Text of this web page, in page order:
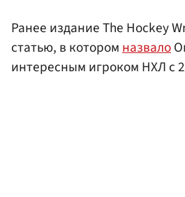
Ранее издание The Hockey
статью, в которомназвало
интересным игроком НХЛ с